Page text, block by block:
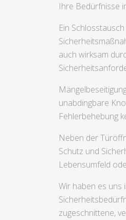
Ihre Bedürfnisse
Ein
auch wirksam
unabdingbare
Fehlerbehebung
Neben der
Schutz und
Lebensumfeld
Wir haben es uns
zugeschnittene,